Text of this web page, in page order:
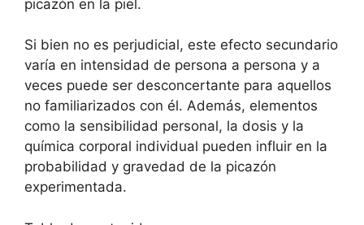
picazón en la piel.
Si bien no es perjudicial, este efecto secundario
varía en intensidad de persona a persona y a
veces puede ser desconcertante para aquellos
no familiarizados con él. Además, elementos
como la sensibilidad personal, la dosis y la
química corporal individual pueden influir en la
probabilidad y gravedad de la picazón
experimentada.